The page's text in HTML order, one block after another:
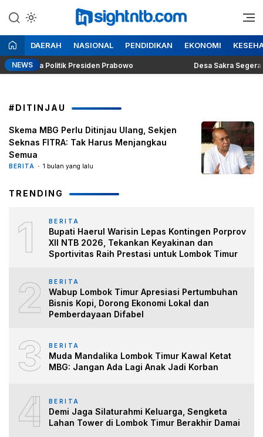
ke
konten
Insight NTB
Berita Seputar NTB
DAERAH NASIONAL PENDIDIKAN EKONOMI
NEWS
Dilema Politik Presiden Prabowo Desa Sakra Segera
#DITINJAU
Skema MBG Perlu Ditinjau Ulang, Sekjen
Seknas FITRA: Tak Harus Menjangkau
Semua
BERITA 1 bulan yang lalu
TRENDING
1 BERITA
Bupati Haerul Warisin Lepas Kontingen Porprov
XII NTB 2026, Tekankan Keyakinan dan
Sportivitas Raih Prestasi untuk Lombok Timur
2 BERITA
Wabup Lombok Timur Apresiasi Pertumbuhan
Bisnis Kopi, Dorong Ekonomi Lokal dan
Pemberdayaan Difabel
3 BERITA
Muda Mandalika Lombok Timur Kawal Ketat
MBG: Jangan Ada Lagi Anak Jadi Korban
4 BERITA
Demi Jaga Silaturahmi Keluarga, Sengketa
Lahan Tower di Lombok Timur Berakhir Damai